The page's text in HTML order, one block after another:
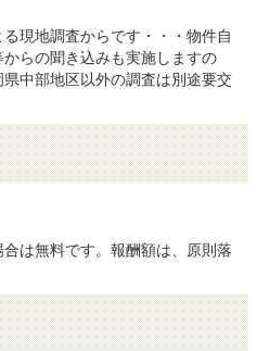
現地調査からです・・・物件自
らの聞き込みも実施しますの
中部地区以外の調査は別途要交
は無料です。報酬額は、原則落